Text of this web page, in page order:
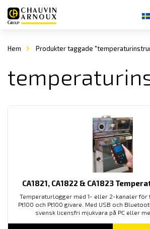
Hem Produkter taggade
CA1821, CA1822 & CA1823
Temperaturlogger med 1- eller 2-kanaler
Pt100 och Pt100 givare. Med USB och
svensk licensfri mjukvara på PC eller